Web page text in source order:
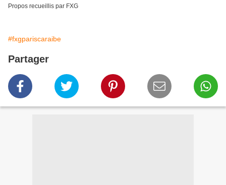
Propos recueillis par FXG
#fxgpariscaraibe
Partager